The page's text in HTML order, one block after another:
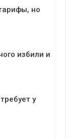
но
избили и
у